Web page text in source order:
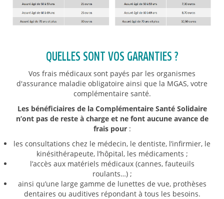
QUELLES SONT VOS GARANTIES ?
Vos frais médicaux sont payés par les organismes
d'assurance maladie obligatoire ainsi que la MGAS, votre
complémentaire santé.
Les bénéficiaires de la Complémentaire Santé Solidaire
n’ont pas de reste à charge et ne font aucune avance de
frais pour:
les consultations chez le médecin, le dentiste, l’infirmier, le
kinésithérapeute, l’hôpital, les médicaments ;
l’accès aux matériels médicaux (cannes, fauteuils
roulants…) ;
ainsi qu’une large gamme de lunettes de vue, prothèses
dentaires ou auditives répondant à tous les besoins.